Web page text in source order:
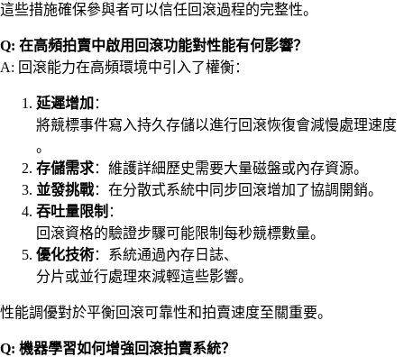
這些措施確保參與者可以信任回滾過程的完整性。
Q: 在高頻拍賣中啟用回滾功能對性能有何影響？
A: 回滾能力在高頻環境中引入了權衡：
延遲增加 ：
將競標事件寫入持久存儲以進行回滾恢復會減慢處理速度
。
存儲需求：維護詳細歷史需要大量磁盤或內存資源。
並發挑戰：在分散式系統中同步回滾增加了協調開銷。
吞吐量限制 ：
回滾資格的驗證步驟可能限制每秒競標數量。
優化技術：系統通過內存日誌、
分片或並行處理來減輕這些影響。
性能調優對於平衡回滾可靠性和拍賣速度至關重要。
Q: 機器學習如何增強回滾拍賣系統？